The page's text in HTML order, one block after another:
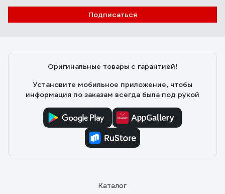
Подписаться
Оригинальные товары с гарантией!
Установите мобильное приложение, чтобы
информация по заказам всегда была под рукой
Каталог